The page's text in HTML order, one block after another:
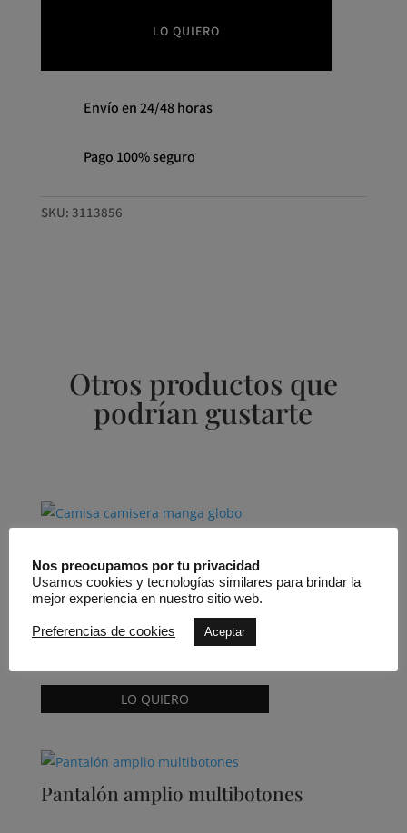
LO QUIERO
Envío en 24/48 horas
Pago 100% seguro
SKU: 3113856
Otros productos que
podrían gustarte
Moskada
LO QUIERO
Este
Las
Pantalón amplio multibotones
Nos preocupamos por tu privacidad
Usamos cookies y tecnologías similares para brindar la
mejor experiencia en nuestro sitio web.
Preferencias de cookies Aceptar